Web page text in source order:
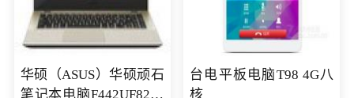
华硕（ASUS）华硕顽石
笔记本电脑F442UF8250
台电平板电脑T98 4G八
核